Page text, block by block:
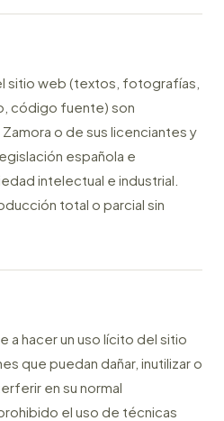
sitio web (textos, fotografías,
código fuente) son
o de sus licenciantes y
española e
intelectual e industrial.
total o parcial sin
a hacer un uso lícito del sitio
que puedan dañar, inutilizar o
en su normal
el uso de técnicas